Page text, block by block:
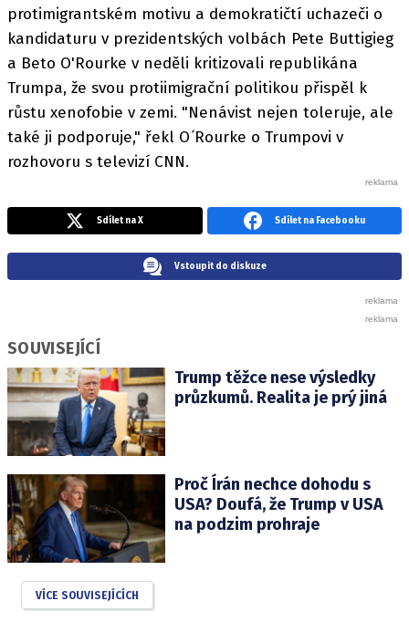
protimigrantském motivu a demokratičtí uchazeči o
kandidaturu v prezidentských volbách Pete Buttigieg
a Beto O'Rourke v neděli kritizovali republikána
Trumpa, že svou protiimigrační politikou přispěl k
růstu xenofobie v zemi. "Nenávist nejen toleruje, ale
také ji podporuje," řekl O ́Rourke o Trumpovi v
rozhovoru s televizí CNN.
Sdílet na X Sdílet na Facebooku
Vstoupit do diskuze
SOUVISEJÍCÍ
Trump těžce nese výsledky
průzkumů. Realita je prý jiná
Proč Írán nechce dohodu s
USA? Doufá, že Trump v USA
na podzim prohraje
VÍCE SOUVISEJÍCÍCH